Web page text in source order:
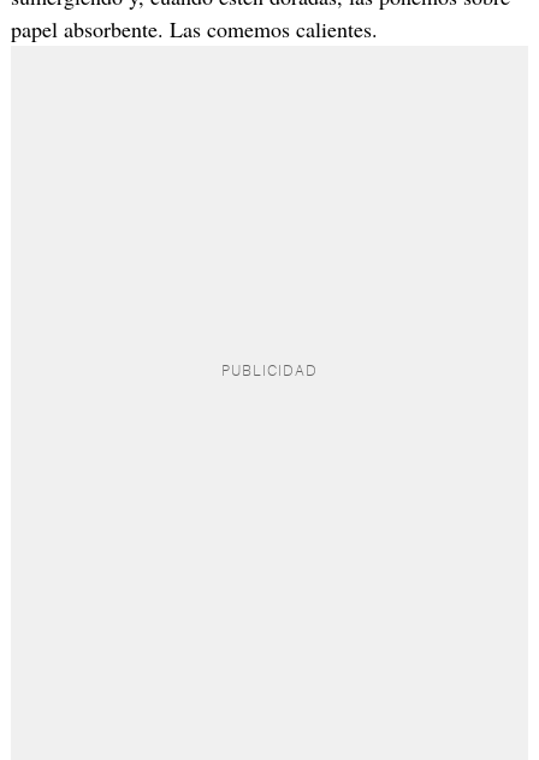
papel absorbente. Las comemos calientes.